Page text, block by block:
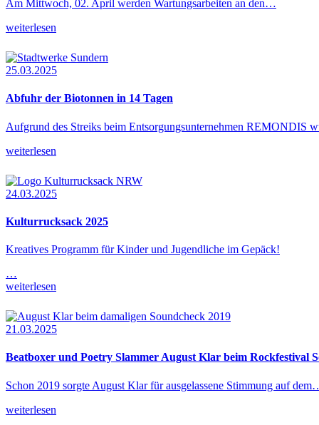
Am Mittwoch, 02. April werden Wartungsarbeiten an den…
weiterlesen
25.03.2025
Abfuhr der Biotonnen in 14 Tagen
Aufgrund des Streiks beim Entsorgungsunternehmen REMONDIS
weiterlesen
24.03.2025
Kulturrucksack 2025
Kreatives Programm für Kinder und Jugendliche im Gepäck!
…
weiterlesen
21.03.2025
Beatboxer und Poetry Slammer August Klar beim Rockfestival
Schon 2019 sorgte August Klar für ausgelassene Stimmung auf
weiterlesen